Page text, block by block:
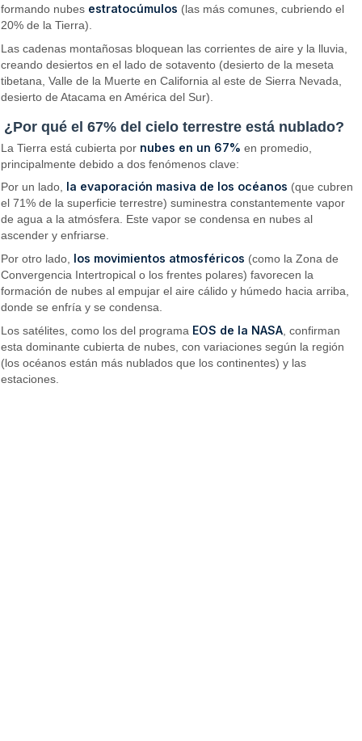
formando nubes estratocúmulos (las más comunes, cubriendo el
20% de la Tierra).
Las cadenas montañosas bloquean las corrientes de aire y la lluvia,
creando desiertos en el lado de sotavento (desierto de la meseta
tibetana, Valle de la Muerte en California al este de Sierra Nevada,
desierto de Atacama en América del Sur).
¿Por qué el 67% del cielo terrestre está nublado?
La Tierra está cubierta por nubes en un 67% en promedio,
principalmente debido a dos fenómenos clave:
Por un lado, la evaporación masiva de los océanos (que cubren
el 71% de la superficie terrestre) suminestra constantemente vapor
de agua a la atmósfera. Este vapor se condensa en nubes al
ascender y enfriarse.
Por otro lado, los movimientos atmosféricos (como la Zona de
Convergencia Intertropical o los frentes polares) favorecen la
formación de nubes al empujar el aire cálido y húmedo hacia arriba,
donde se enfría y se condensa.
Los satélites, como los del programa EOS de la NASA , confirman
esta dominante cubierta de nubes, con variaciones según la región
(los océanos están más nublados que los continentes) y las
estaciones.